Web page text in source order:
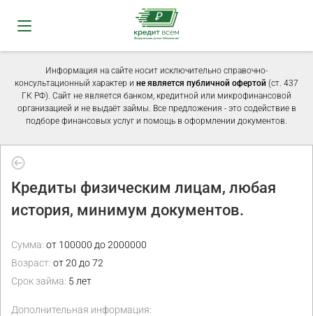
Информация на сайте носит исключительно справочно-
консультационный характер и не является публичной офертой (ст. 437
ГК РФ). Сайт не является банком, кредитной или микрофинансовой
организацией и не выдаёт займы. Все предложения - это содействие в
подборе финансовых услуг и помощь в оформлении документов.
Кредиты физическим лицам, любая
история, минимум документов.
Сумма: от 100000 до 2000000
Возраст: от 20 до 72
Срок займа: 5 лет
Дополнительная информация: